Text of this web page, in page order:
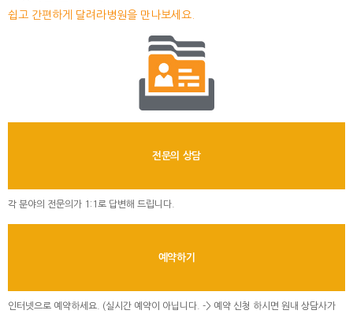
쉽고 간편하게 달려라병원을 만나보세요.
전문의 상담
각 분야의 전문의가 1:1로 답변해 드립니다.
예약하기
인터넷으로 예약하세요. (실시간 예약이 아닙니다. -> 예약 신청 하시면 원내 상담사가